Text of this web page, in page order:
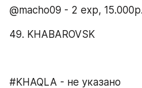
@macho09 - 2 exp, 15.000p.
49. KHABAROVSK
#KHAQLA - не указано